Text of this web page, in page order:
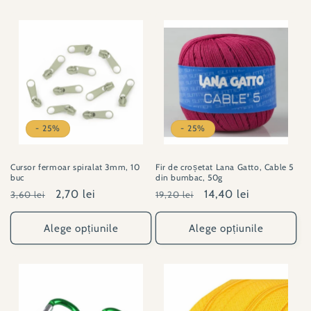
- 25%
Cursor fermoar spiralat 3mm, 10
buc
Preț
obișnuit
3,60 lei
Preț
redus
2,70 lei
Alege opțiunile
- 25%
Fir de croșetat Lana Gatto, Cable 5
din bumbac, 50g
Preț
obișnuit
19,20 lei
Preț
redus
14,40 lei
Alege opțiunile